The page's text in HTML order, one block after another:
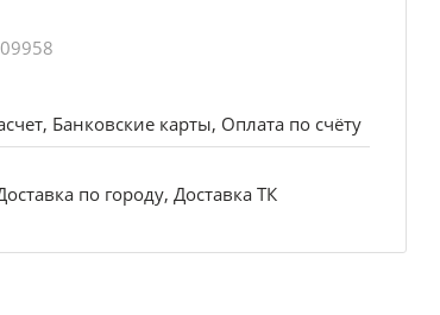
Банковские карты, Оплата по счёту
по городу, Доставка ТК